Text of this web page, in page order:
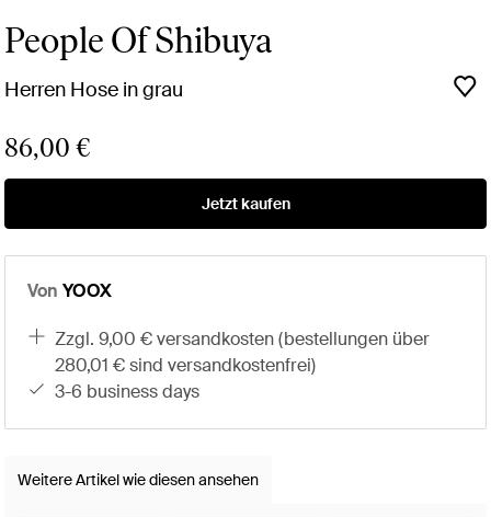
People Of Shibuya
Herren Hose in grau
86,00 €
Jetzt kaufen
Von YOOX
zzgl. 9,00 € versandkosten (bestellungen über
280,01 € sind versandkostenfrei)
3-6 business days
Weitere Artikel wie diesen ansehen